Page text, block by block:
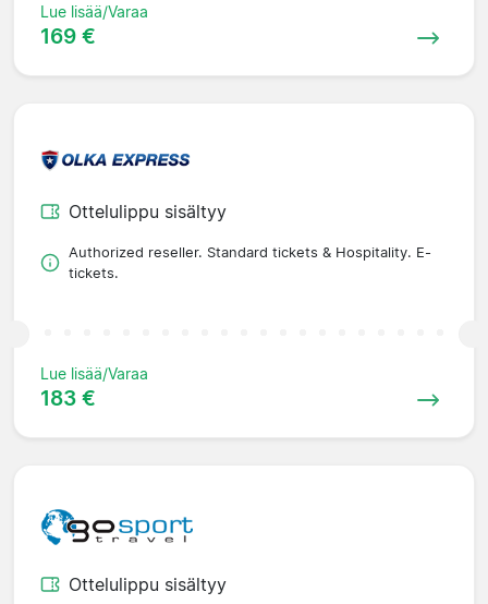
Lue lisää/Varaa
169 €
Ottelulippu sisältyy
Authorized reseller. Standard tickets & Hospitality. E-
tickets.
Lue lisää/Varaa
183 €
Ottelulippu sisältyy